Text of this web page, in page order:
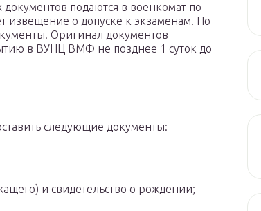
подаются в военкомат по
извещение о допуске к экзаменам. По
Оригинал документов
в ВУНЦ ВМФ не позднее 1 суток до
следующие документы:
и свидетельство о рождении;